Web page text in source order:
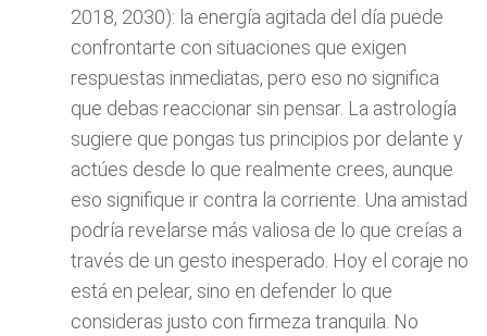
2018, 2030): la energía agitada del día puede
confrontarte con situaciones que exigen
respuestas inmediatas, pero eso no significa
que debas reaccionar sin pensar. La astrología
sugiere que pongas tus principios por delante y
actúes desde lo que realmente crees, aunque
eso signifique ir contra la corriente. Una amistad
podría revelarse más valiosa de lo que creías a
través de un gesto inesperado. Hoy el coraje no
está en pelear, sino en defender lo que
consideras justo con firmeza tranquila. No